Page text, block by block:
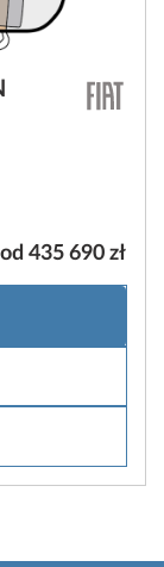
od 435 690 zł